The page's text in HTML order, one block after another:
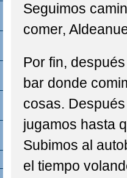
Seguimos
comer,
Por fin,
bar donde
cosas.
jugamos hasta
Subimos al
el tiempo